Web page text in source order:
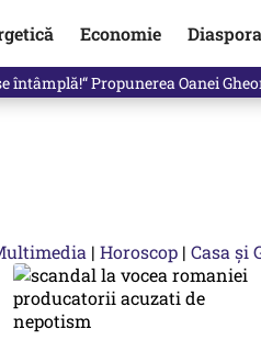
Economie
decizia luată astăzi de
| Horoscop | Casa și